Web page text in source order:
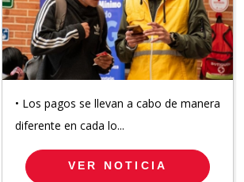
• Los pagos se llevan a cabo de manera
diferente en cada lo...
VER NOTICIA